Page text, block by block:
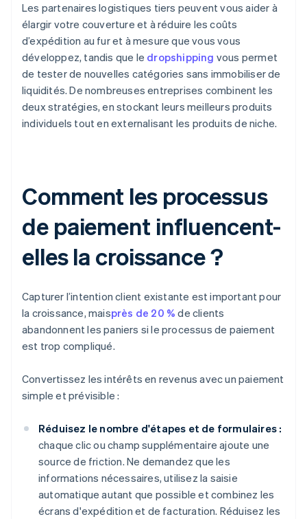
Les partenaires logistiques tiers peuvent vous aider à
élargir votre couverture et à réduire les coûts
d’expédition au fur et à mesure que vous vous
développez, tandis que le dropshipping vous permet
de tester de nouvelles catégories sans immobiliser de
liquidités. De nombreuses entreprises combinent les
deux stratégies, en stockant leurs meilleurs produits
individuels tout en externalisant les produits de niche.
Comment les processus
de paiement influencent-
elles la croissance ?
Capturer l’intention client existante est important pour
la croissance, maisprès de 20 % de clients
abandonnent les paniers si le processus de paiement
est trop compliqué.
Convertissez les intérêts en revenus avec un paiement
simple et prévisible :
Réduisez le nombre d'étapes et de formulaires :
chaque clic ou champ supplémentaire ajoute une
source de friction. Ne demandez que les
informations nécessaires, utilisez la saisie
automatique autant que possible et combinez les
écrans d'expédition et de facturation. Réduisez les